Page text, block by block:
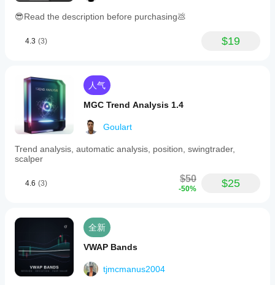
😎Read the description before purchasing💩
4.3 (3) $19
人气
MGC Trend Analysis 1.4
Goulart
Trend analysis, automatic analysis, position, swingtrader,
scalper
4.6 (3) $50
-50% $25
全新
VWAP Bands
tjmcmanus2004